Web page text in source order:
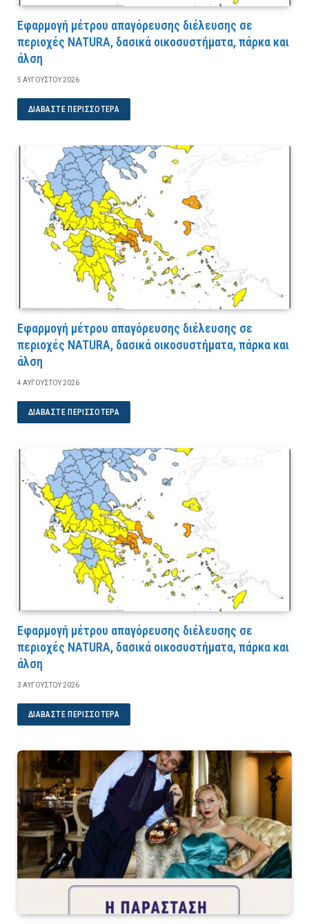
Εφαρμογή μέτρου απαγόρευσης διέλευσης σε
περιοχές NATURA, δασικά οικοσυστήματα, πάρκα και
άλση
5 ΑΥΓΟΎΣΤΟΥ 2026
ΔΙΑΒΆΣΤΕ ΠΕΡΙΣΣΌΤΕΡΑ
Εφαρμογή μέτρου απαγόρευσης διέλευσης σε
περιοχές NATURA, δασικά οικοσυστήματα, πάρκα και
άλση
4 ΑΥΓΟΎΣΤΟΥ 2026
ΔΙΑΒΆΣΤΕ ΠΕΡΙΣΣΌΤΕΡΑ
Εφαρμογή μέτρου απαγόρευσης διέλευσης σε
περιοχές NATURA, δασικά οικοσυστήματα, πάρκα και
άλση
3 ΑΥΓΟΎΣΤΟΥ 2026
ΔΙΑΒΆΣΤΕ ΠΕΡΙΣΣΌΤΕΡΑ